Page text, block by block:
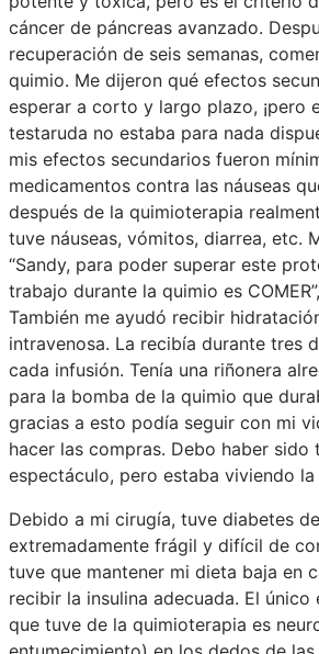
cáncer de páncreas avanzado.
recuperación de seis semanas,
quimio. Me dijeron qué efectos
esperar a corto y largo plazo, ¡pero
testaruda no estaba para nada
mis efectos secundarios fueron
medicamentos contra las náuseas
después de la quimioterapia
tuve náuseas, vómitos, diarrea, etc.
“Sandy, para poder superar este
trabajo durante la quimio es
También me ayudó recibir
intravenosa. La recibía durante tres
cada infusión. Tenía una riñonera
para la bomba de la quimio que
gracias a esto podía seguir con mi
hacer las compras. Debo haber sido
espectáculo, pero estaba viviendo la
Debido a mi cirugía, tuve diabetes
extremadamente frágil y difícil de
tuve que mantener mi dieta baja en
recibir la insulina adecuada. El
que tuve de la quimioterapia es